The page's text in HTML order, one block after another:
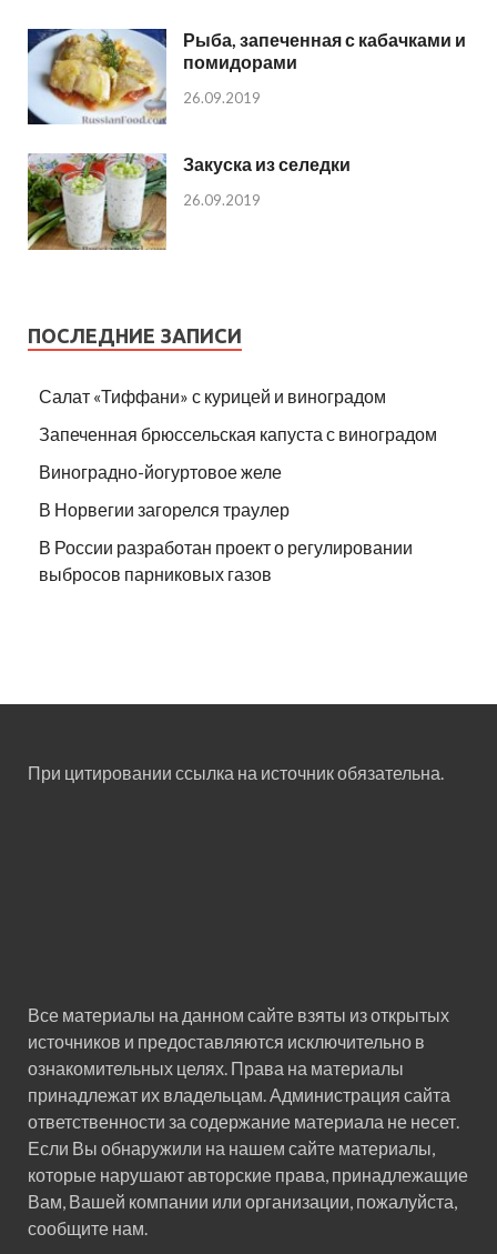
Рыба, запеченная с кабачками и
помидорами
26.09.2019
Закуска из селедки
26.09.2019
ПОСЛЕДНИЕ ЗАПИСИ
Салат «Тиффани» с курицей и виноградом
Запеченная брюссельская капуста с виноградом
Виноградно-йогуртовое желе
В Норвегии загорелся траулер
В России разработан проект о регулировании
выбросов парниковых газов
При цитировании ссылка на источник обязательна.
Все материалы на данном сайте взяты из открытых
источников и предоставляются исключительно в
ознакомительных целях. Права на материалы
принадлежат их владельцам. Администрация сайта
ответственности за содержание материала не несет.
Если Вы обнаружили на нашем сайте материалы,
которые нарушают авторские права, принадлежащие
Вам, Вашей компании или организации, пожалуйста,
сообщите нам.